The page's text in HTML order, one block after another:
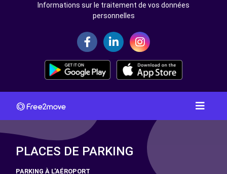
Informations sur le traitement de vos données
personnelles
PLACES DE PARKING
PARKING À L'AÉROPORT